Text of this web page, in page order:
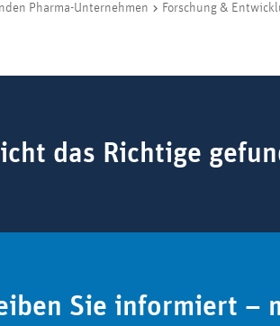
Pharma-Unternehmen Forschung &
das Richtige
Sie informiert –